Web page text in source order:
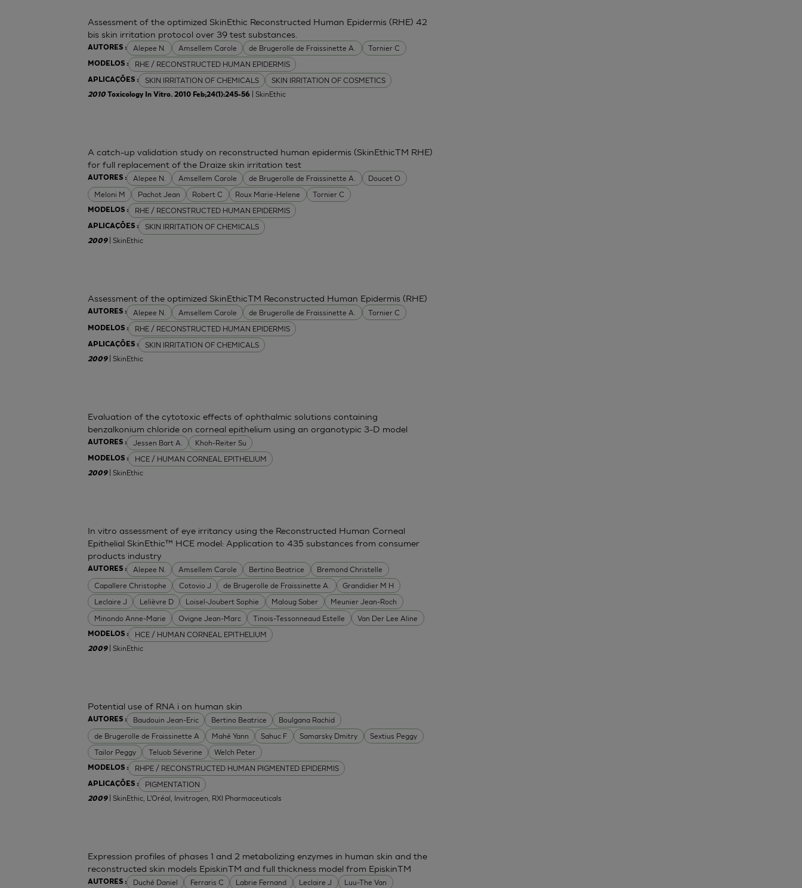
AUTORES : Alepee N. Amsellem Carole de Brugerolle de Fraissinette A. Tornier C
MODELOS : RHE / RECONSTRUCTED HUMAN EPIDERMIS
APLICAÇÕES : SKIN IRRITATION OF CHEMICALS SKIN IRRITATION OF COSMETICS
Assessment of the optimized SkinEthic Reconstructed Human Epidermis (RHE) 42
bis skin irritation protocol over 39 test substances.
2010Toxicology In Vitro. 2010 Feb;24(1):245-56 | SkinEthic
AUTORES : Alepee N. Amsellem Carole de Brugerolle de Fraissinette A.
Doucet O
Meloni M
Pachot Jean Robert C Roux Marie-Helene Tornier C
MODELOS : RHE / RECONSTRUCTED HUMAN EPIDERMIS
APLICAÇÕES : SKIN IRRITATION OF CHEMICALS
A catch-up validation study on reconstructed human epidermis (SkinEthicTM RHE)
for full replacement of the Draize skin irritation test
2009 | SkinEthic
AUTORES : Alepee N. Amsellem Carole de Brugerolle de Fraissinette A. Tornier C
MODELOS : RHE / RECONSTRUCTED HUMAN EPIDERMIS
APLICAÇÕES : SKIN IRRITATION OF CHEMICALS
Assessment of the optimized SkinEthicTM Reconstructed Human Epidermis (RHE)
2009 | SkinEthic
AUTORES : Jessen Bart A. Khoh-Reiter Su
MODELOS : HCE / HUMAN CORNEAL EPITHELIUM
Evaluation of the cytotoxic effects of ophthalmic solutions containing
benzalkonium chloride on corneal epithelium using an organotypic 3-D model
2009 | SkinEthic
AUTORES : Alepee N. Amsellem Carole Bertino Beatrice
Bremond Christelle
Capallere Christophe
Cotovio J de Brugerolle de Fraissinette A.
Grandidier M H
Leclaire J
Lelièvre D Loisel-Joubert Sophie Maloug Saber
Meunier Jean-Roch
Minondo Anne-Marie
Ovigne Jean-Marc Tinois-Tessonneaud Estelle Van Der Lee Aline
MODELOS : HCE / HUMAN CORNEAL EPITHELIUM
In vitro assessment of eye irritancy using the Reconstructed Human Corneal
Epithelial SkinEthic™ HCE model: Application to 435 substances from consumer
products industry
2009 | SkinEthic
AUTORES : Baudouin Jean-Eric Bertino Beatrice
Boulgana Rachid
de Brugerolle de Fraissinette A
Mahé Yann Sahuc F Samarsky Dmitry
Sextius Peggy
Tailor Peggy
Teluob Séverine Welch Peter
MODELOS : RHPE / RECONSTRUCTED HUMAN PIGMENTED EPIDERMIS
APLICAÇÕES : PIGMENTATION
Potential use of RNA i on human skin
2009 | SkinEthic, L'Oréal, Invitrogen, RXI Pharmaceuticals
AUTORES : Duché Daniel Ferraris C Labrie Fernand Leclaire J
Luu-The Van
Expression profiles of phases 1 and 2 metabolizing enzymes in human skin and the
reconstructed skin models EpiskinTM and full thickness model from EpiskinTM